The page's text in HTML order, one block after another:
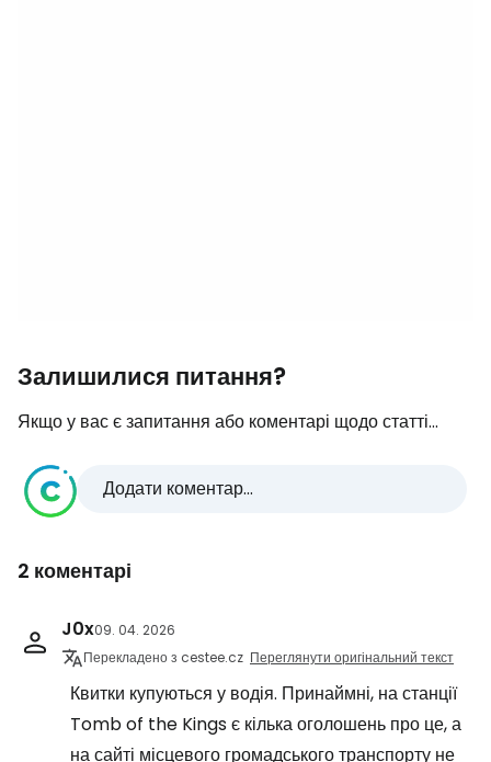
Залишилися питання?
Якщо у вас є запитання або коментарі щодо статті...
Додати коментар...
2 коментарі
J0x09. 04. 2026
Перекладено з cestee.cz Переглянути оригінальний текст
Квитки купуються у водія. Принаймні, на станції
Tomb of the Kings є кілька оголошень про це, а
на сайті місцевого громадського транспорту не